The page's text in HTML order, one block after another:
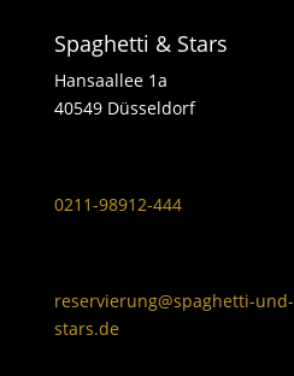
Spaghetti & Stars
Hansaallee 1a
40549 Düsseldorf
0211-98912-444
reservierung@spaghetti-und-
stars.de